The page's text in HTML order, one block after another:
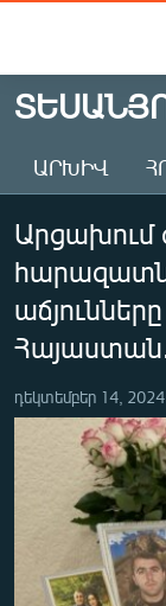
Անցնել
հիմնական
Անցնել
հիմնական
մենյուին
Որոնում
ԱԶԱՏՈՒԹՅՈՒՆ
ՀԱՅԱՍՏԱՆ
ԻՐԱՎՈՒՆՔ
ՂԱՐԱԲԱՂ
ՊԱՏԵՐԱԶՄԻ 6
ՏԱՐԱԾԱՇՐՋԱՆ
ՄԻՋԱԶԳԱՅԻՆ
ՄՇԱԿՈՒՅԹ
ԱՐԽԻՎ
Արցախում
դեկտեմբեր 14, 2024
No